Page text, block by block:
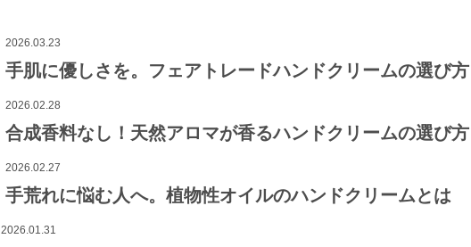
2026.03.23
手肌に優しさを。フェアトレードハンドクリームの選び方
2026.02.28
合成香料なし！天然アロマが香るハンドクリームの選び方
2026.02.27
手荒れに悩む人へ。植物性オイルのハンドクリームとは
2026.01.31